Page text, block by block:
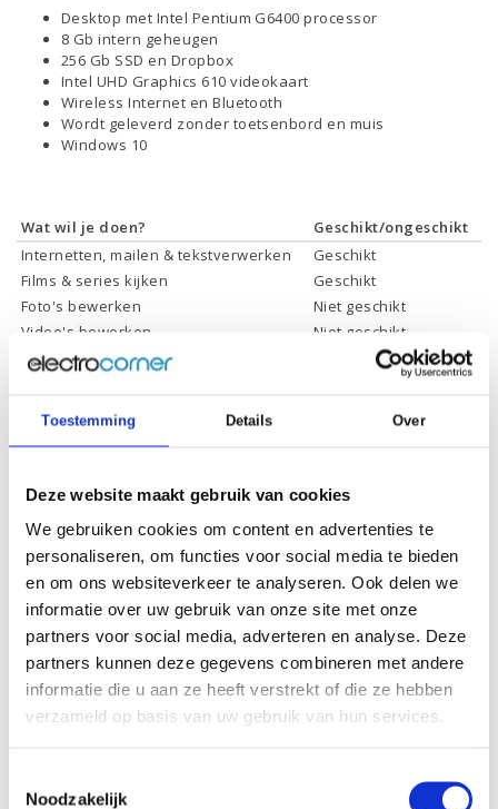
Toestemming Details Over
Deze website maakt gebruik van cookies
We gebruiken cookies om content en advertenties te
personaliseren, om functies voor social media te bieden
en om ons websiteverkeer te analyseren. Ook delen we
informatie over uw gebruik van onze site met onze
partners voor social media, adverteren en analyse. Deze
partners kunnen deze gegevens combineren met andere
informatie die u aan ze heeft verstrekt of die ze hebben
verzameld op basis van uw gebruik van hun services.
Noodzakelijk
Desktop met Intel Pentium G6400 processor
8 Gb intern geheugen
256 Gb SSD en Dropbox
Intel UHD Graphics 610 videokaart
Wireless Internet en Bluetooth
Wordt geleverd zonder toetsenbord en muis
Windows 10
Wat wil je doen?
Geschikt/ongeschikt
Internetten, mailen & tekstverwerken
Geschikt
Films & series kijken
Geschikt
Foto's bewerken
Niet geschikt
Video's bewerken
Niet geschikt
Gamen
Niet geschikt
Specificaties
Processor:
Intel Pentium G6400
Processor
cachegeheugen:
4 Mb
Processor kernen:
2
Processor
kloksnelheid:
4 Ghz
Werkgeheugen:
SSD: